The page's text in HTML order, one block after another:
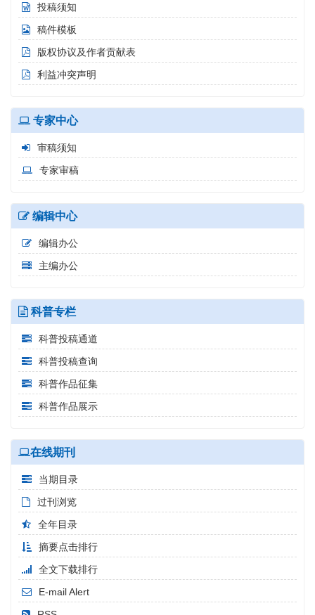
投稿须知
稿件模板
版权协议及作者贡献表
利益冲突声明
专家中心
审稿须知
专家审稿
编辑中心
编辑办公
主编办公
科普专栏
科普投稿通道
科普投稿查询
科普作品征集
科普作品展示
在线期刊
当期目录
过刊浏览
全年目录
摘要点击排行
全文下载排行
E-mail Alert